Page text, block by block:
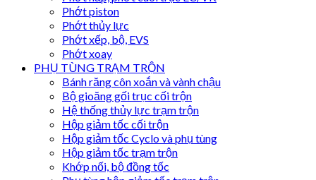
Phớt piston
Phớt thủy lực
Phớt xếp, bộ, EVS
Phớt xoay
PHỤ TÙNG TRẠM TRỘN
Bánh răng côn xoắn và vành chậu
Bộ gioăng gối trục cối trộn
Hệ thống thủy lực trạm trộn
Hộp giảm tốc cối trộn
Hộp giảm tốc Cyclo và phụ tùng
Hộp giảm tốc trạm trộn
Khớp nối, bộ đồng tốc